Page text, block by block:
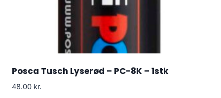
Posca Tusch Lyserød – PC-8K – 1stk
48.00 kr.